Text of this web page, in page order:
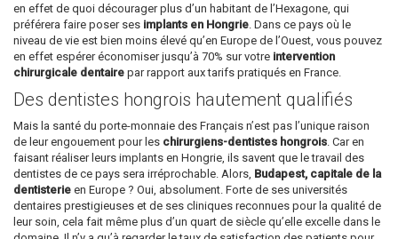
en effet de quoi décourager plus d’un habitant de l’Hexagone, qui
préférera faire poser ses implants en Hongrie . Dans ce pays où le
niveau de vie est bien moins élevé qu’en Europe de l’Ouest, vous pouvez
en effet espérer économiser jusqu’à 70% sur votre intervention
chirurgicale dentaire par rapport aux tarifs pratiqués en France.
Des dentistes hongrois hautement qualifiés
Mais la santé du porte-monnaie des Français n’est pas l’unique raison
de leur engouement pour les chirurgiens-dentistes hongrois . Car en
faisant réaliser leurs implants en Hongrie, ils savent que le travail des
dentistes de ce pays sera irréprochable. Alors, Budapest, capitale de la
dentisterie en Europe ? Oui, absolument. Forte de ses universités
dentaires prestigieuses et de ses cliniques reconnues pour la qualité de
leur soin, cela fait même plus d’un quart de siècle qu’elle excelle dans le